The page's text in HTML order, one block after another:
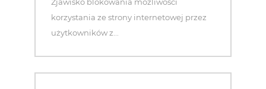
korzystania ze strony internetowej przez
użytkowników z...